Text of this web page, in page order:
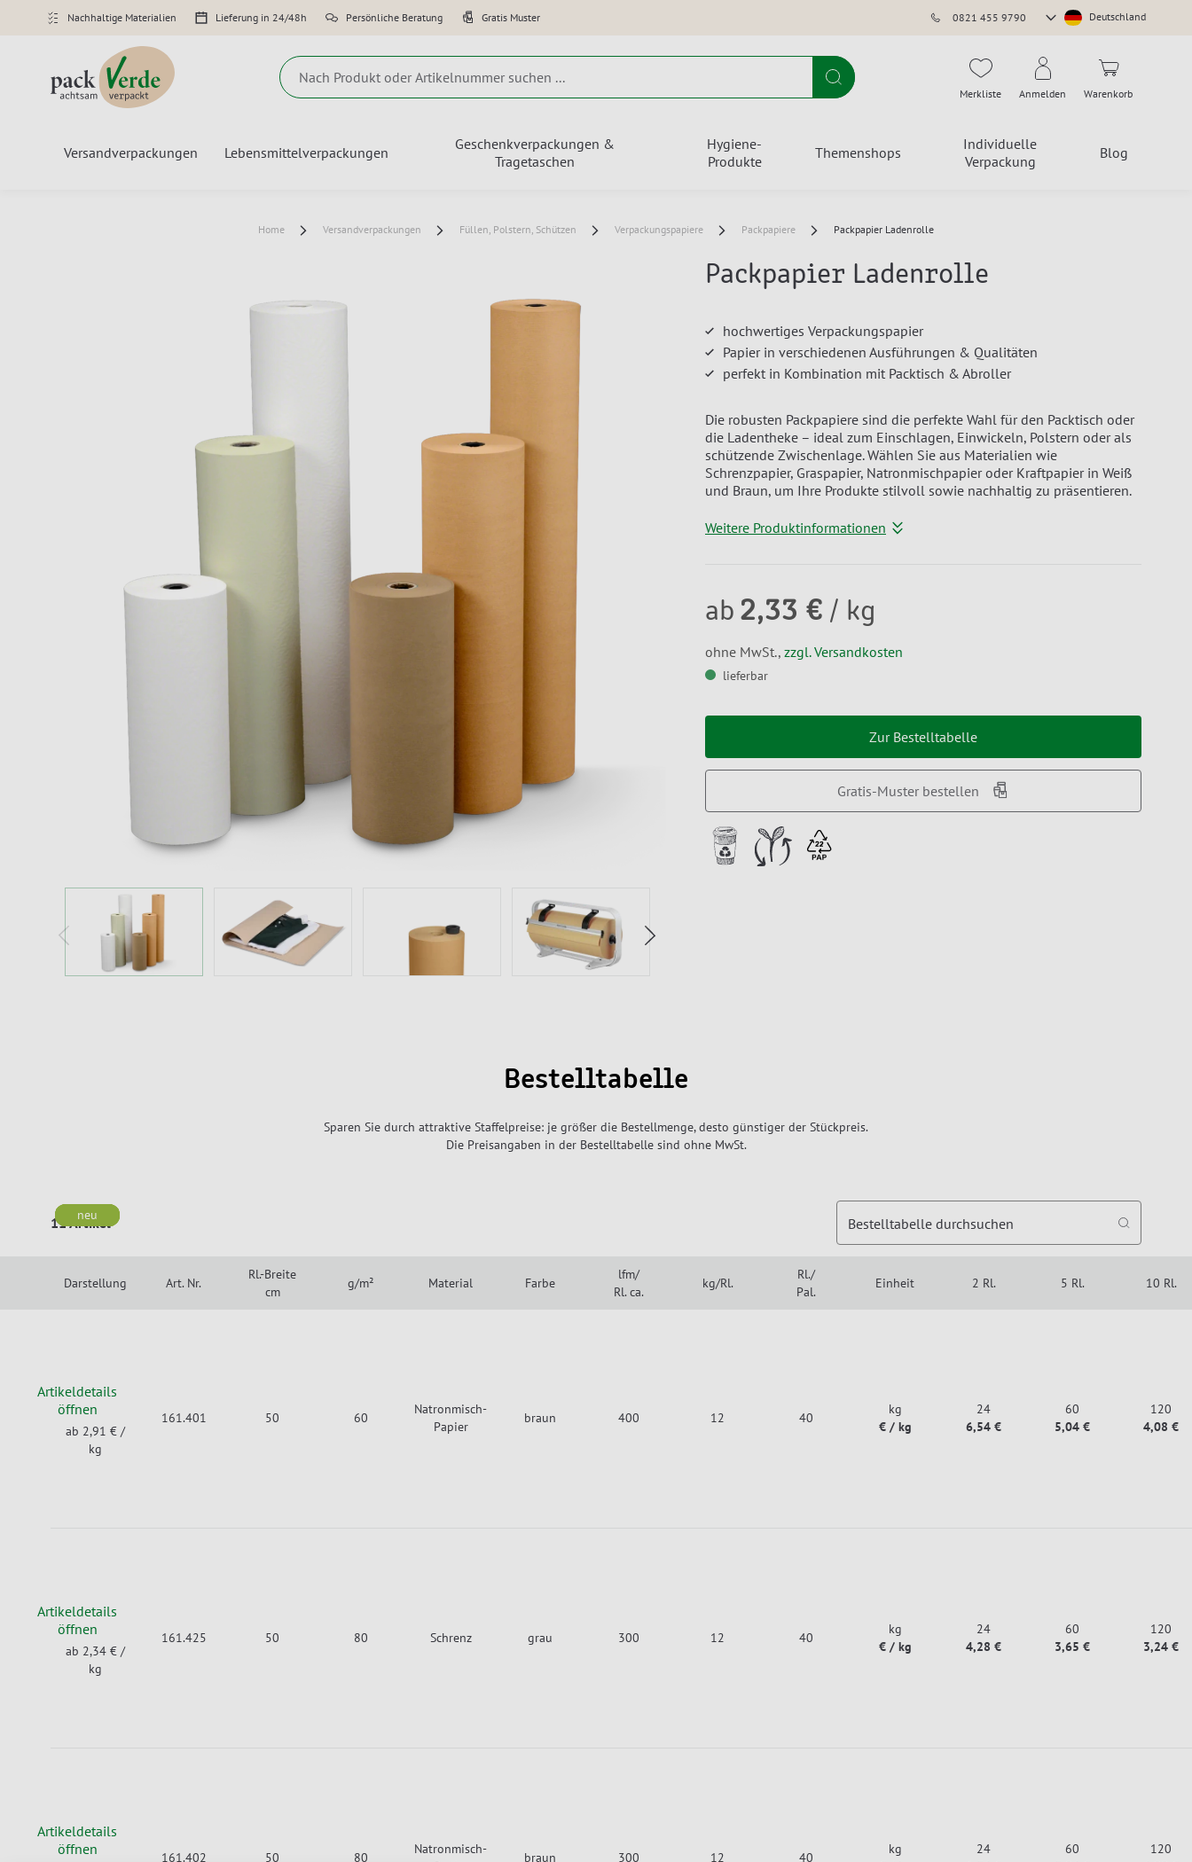
Nachhaltige Materialien Lieferung in 24/48h Persönliche Beratung Gratis Muster 0821 455 9790
Store
Deutschland
Suche Merkliste Anmelden Warenkorb
Versandverpackungen Lebensmittelverpackungen
Geschenkverpackungen &
Tragetaschen
Hygiene-
Produkte
Themenshops
Individuelle
Verpackung
Blog
Home Versandverpackungen Füllen, Polstern, Schützen Verpackungspapiere Packpapiere Packpapier Ladenrolle
Packpapier Ladenrolle
hochwertiges Verpackungspapier
Papier in verschiedenen Ausführungen & Qualitäten
perfekt in Kombination mit Packtisch & Abroller
Die robusten Packpapiere sind die perfekte Wahl für den Packtisch oder
die Ladentheke – ideal zum Einschlagen, Einwickeln, Polstern oder als
schützende Zwischenlage. Wählen Sie aus Materialien wie
Schrenzpapier, Graspapier, Natronmischpapier oder Kraftpapier in Weiß
und Braun, um Ihre Produkte stilvoll sowie nachhaltig zu präsentieren.
Weitere Produktinformationen
ab 2,33 € / kg
ohne MwSt., zzgl. Versandkosten
lieferbar
Zur Bestelltabelle
Gratis-Muster bestellen
Bestelltabelle
Sparen Sie durch attraktive Staffelpreise: je größer die Bestellmenge, desto günstiger der Stückpreis.
Die Preisangaben in der Bestelltabelle sind ohne MwSt.
11 Artikel Bestelltabelle durchsuchen
Darstellung Art. Nr.
Rl.-Breite
cm
g/m² Material Farbe
lfm/
Rl. ca.
kg/Rl.
Rl./
Pal.
Einheit 2 Rl. 5 Rl. 10 Rl.
Artikeldetails
öffnen
ab 2,91 € /
kg
161.401 50 60
Natronmisch-
Papier
braun 400 12 40
kg
€ / kg
24
6,54 €
60
5,04 €
120
4,08 €
neu
Artikeldetails
öffnen
ab 2,34 € /
kg
161.425 50 80 Schrenz grau 300 12 40
kg
€ / kg
24
4,28 €
60
3,65 €
120
3,24 €
Artikeldetails
öffnen
161.402 50 80
Natronmisch-
braun 300 12 40
kg
24
60
120
neu
neu
neu